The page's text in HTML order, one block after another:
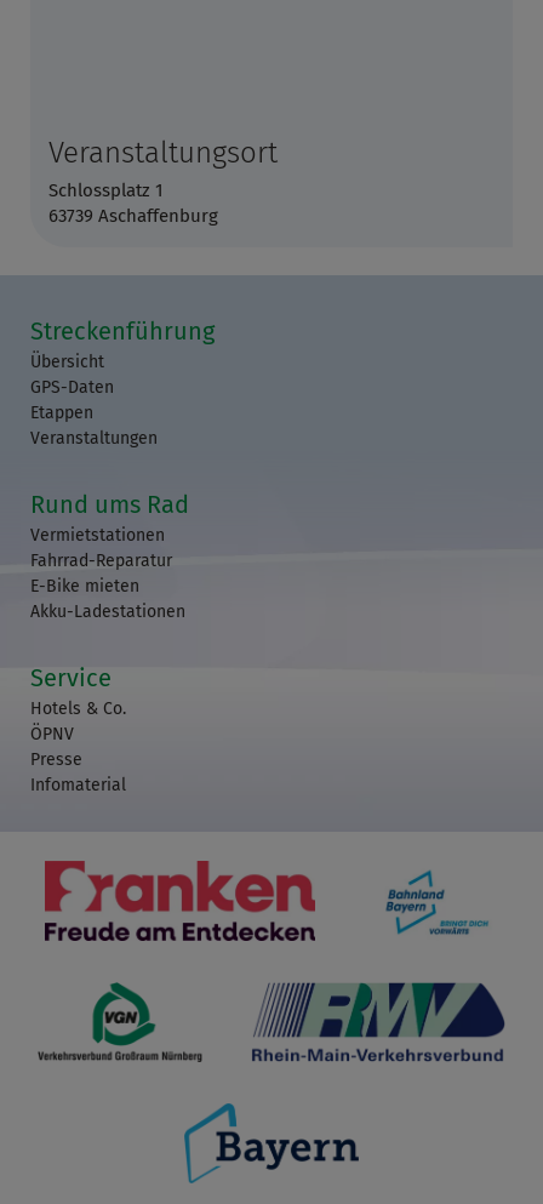
Veranstaltungsort
Schlossplatz 1
63739 Aschaffenburg
Streckenführung
Übersicht
GPS-Daten
Etappen
Veranstaltungen
Rund ums Rad
Vermietstationen
Fahrrad-Reparatur
E-Bike mieten
Akku-Ladestationen
Service
Hotels & Co.
ÖPNV
Presse
Infomaterial